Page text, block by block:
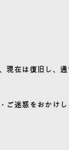
現在は復旧し、
ご迷惑をおかけ